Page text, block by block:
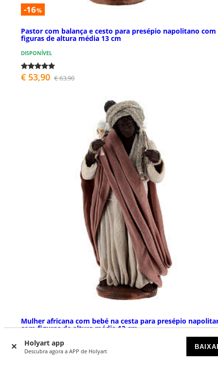
Holyart app
Descubra agora a APP de Holyart
-16%
Pastor com balança e cesto para presépio napolitano com
figuras de altura média 13 cm
DISPONÍVEL
€ 53,90 € 63,90
Mulher africana com bebé na cesta para presépio
com figuras de altura média 13 cm
DISPONÍVEL